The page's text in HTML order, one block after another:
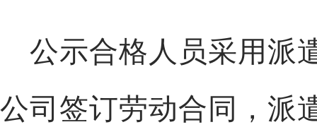
公示合格人员采用派
公司签订劳动合同，派